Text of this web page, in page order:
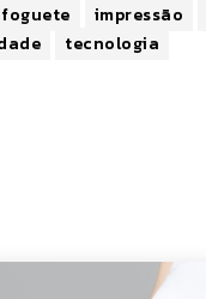
foguete impressão
tecnologia